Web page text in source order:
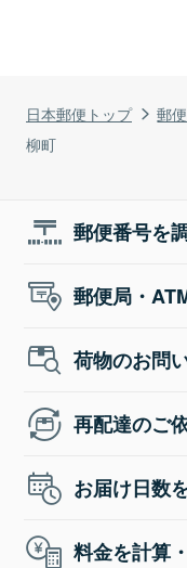
日本郵便トップ 郵
柳町
郵便番号を
郵便局・
荷物のお問
再配達のご
お届け日数
料金を計算